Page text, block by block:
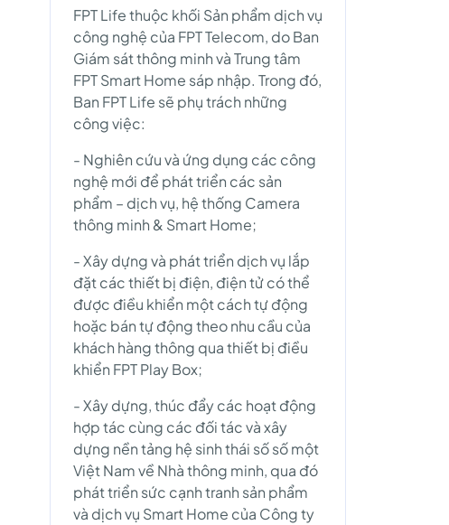
FPT Life thuộc khối Sản phẩm dịch vụ
công nghệ của FPT Telecom, do Ban
Giám sát thông minh và Trung tâm
FPT Smart Home sáp nhập. Trong đó,
Ban FPT Life sẽ phụ trách những
công việc:
- Nghiên cứu và ứng dụng các công
nghệ mới để phát triển các sản
phẩm – dịch vụ, hệ thống Camera
thông minh & Smart Home;
- Xây dựng và phát triển dịch vụ lắp
đặt các thiết bị điện, điện tử có thể
được điều khiển một cách tự động
hoặc bán tự động theo nhu cầu của
khách hàng thông qua thiết bị điều
khiển FPT Play Box;
- Xây dựng, thúc đẩy các hoạt động
hợp tác cùng các đối tác và xây
dựng nền tảng hệ sinh thái số số một
Việt Nam về Nhà thông minh, qua đó
phát triển sức cạnh tranh sản phẩm
và dịch vụ Smart Home của Công ty